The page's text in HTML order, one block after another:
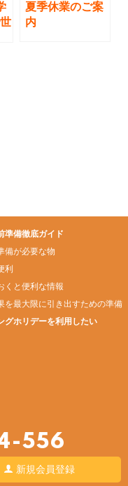
夏季休業のご案
内
準備徹底ガイド
備が必要な物
利
くと便利な情報
を最大限に引き出すための準備
グホリデーを利用したい
556
新規会員登録